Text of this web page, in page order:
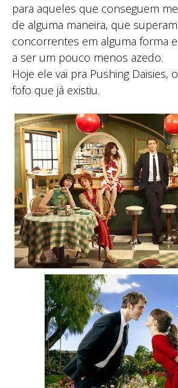
para aqueles que conseguem
de alguma maneira, que
concorrentes em alguma forma
a ser um pouco menos azedo.
Hoje ele vai pra Pushing Daisies,
fofo que já existiu.